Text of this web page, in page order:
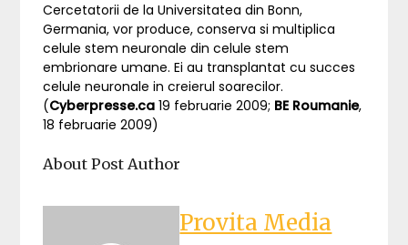
Cercetatorii de la Universitatea din Bonn,
Germania, vor produce, conserva si multiplica
celule stem neuronale din celule stem
embrionare umane. Ei au transplantat cu succes
celule neuronale in creierul soarecilor.
(Cyberpresse.ca 19 februarie 2009; BE Roumanie,
18 februarie 2009)
About Post Author
Provita Media